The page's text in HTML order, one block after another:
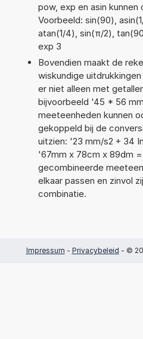
pow, exp en asin
Voorbeeld: sin(90),
atan(1/4), sin(π/2),
exp 3
Bovendien maakt de
wiskundige
er niet alleen met
bijvoorbeeld '45 * 56
meeteenheden kunnen
gekoppeld bij de
uitzien: '23 mm/s2 + 34
'67mm x 78cm x 89dm
gecombineerde
elkaar passen en zinvol
combinatie.
Impressum - Privacybeleid - ©